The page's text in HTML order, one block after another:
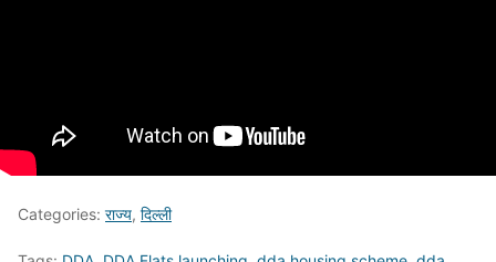
Categories: राज्य, दिल्ली